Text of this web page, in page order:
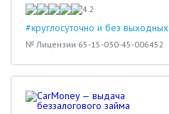
4.2
#круглосуточно и без выходных
№ Лицензии 65-15-030-45-006452